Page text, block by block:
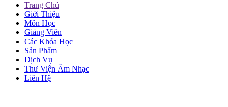
Trang Chủ
Giới Thiệu
Môn Học
Giảng Viên
Các Khóa Học
Sản Phẩm
Dịch Vụ
Thư Viện Âm Nhạc
Liên Hệ